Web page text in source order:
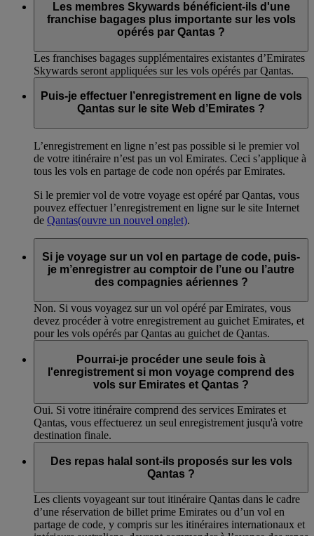
Les membres Skywards bénéficient-ils d'une
franchise bagages plus importante sur les vols
opérés par Qantas ?
Les franchises bagages supplémentaires existantes d’Emirates
Skywards seront appliquées sur les vols opérés par Qantas.
Puis-je effectuer l’enregistrement en ligne de vols
Qantas sur le site Web d’Emirates ?
L’enregistrement en ligne n’est pas possible si le premier vol
de votre itinéraire n’est pas un vol Emirates. Ceci s’applique à
tous les vols en partage de code non opérés par Emirates.
Si le premier vol de votre voyage est opéré par Qantas, vous
pouvez effectuer l’enregistrement en ligne sur le site Internet
de Qantas(ouvre un nouvel onglet).
Si je voyage sur un vol en partage de code, puis-
je m’enregistrer au comptoir de l’une ou l’autre
des compagnies aériennes ?
Non. Si vous voyagez sur un vol opéré par Emirates, vous
devez procéder à votre enregistrement au guichet Emirates, et
pour les vols opérés par Qantas au guichet de Qantas.
Pourrai-je procéder une seule fois à
l'enregistrement si mon voyage comprend des
vols sur Emirates et Qantas ?
Oui. Si votre itinéraire comprend des services Emirates et
Qantas, vous effectuerez un seul enregistrement jusqu'à votre
destination finale.
Des repas halal sont-ils proposés sur les vols
Qantas ?
Les clients voyageant sur tout itinéraire Qantas dans le cadre
d’une réservation de billet prime Emirates ou d’un vol en
partage de code, y compris sur les itinéraires internationaux et